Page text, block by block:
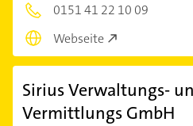
0151 41 22 10 09
Webseite
Sirius Verwaltungs-
Vermittlungs GmbH